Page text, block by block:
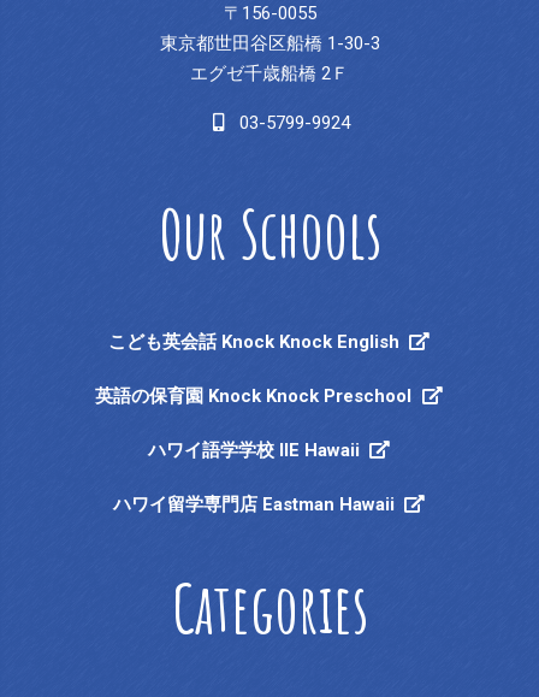
〒156-0055
東京都世田谷区船橋 1-30-3
エグゼ千歳船橋 2Ｆ
03-5799-9924
Our Schools
こども英会話 Knock Knock English
英語の保育園 Knock Knock Preschool
ハワイ語学学校 IIE Hawaii
ハワイ留学専門店 Eastman Hawaii
Categories